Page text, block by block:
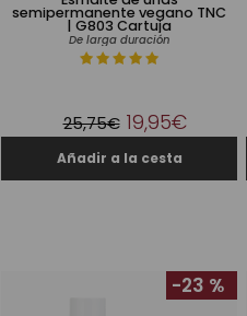
semipermanente vegano TNC
| G803 Cartuja
De larga duración
25,75€ 19,95€
-23 %